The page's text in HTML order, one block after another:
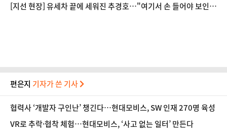
[지선 현장] 유세차 끝에 세워진 추경호…"여기서 손 들어야 보인
편은지 기자가 쓴 기사
협력사 ‘개발자 구인난’ 챙긴다…현대모비스, SW 인재 270명 육성
VR로 추락·협착 체험…현대모비스, ‘사고 없는 일터’ 만든다